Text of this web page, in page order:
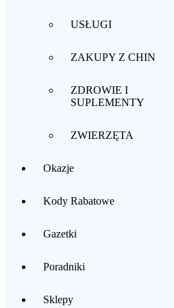
USŁUGI
ZAKUPY Z CHIN
ZDROWIE I
SUPLEMENTY
ZWIERZĘTA
Okazje
Kody Rabatowe
Gazetki
Poradniki
Sklepy